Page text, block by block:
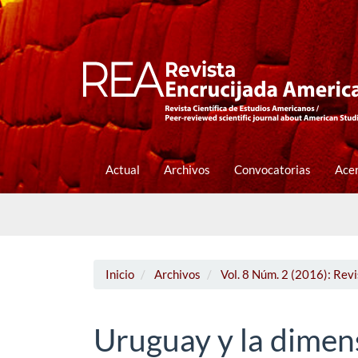
Navegación
Contenido
principal
Barra
Actual Archivos Convocatorias
Inicio Archivos Vol. 8 Núm. 2 (2016):
Uruguay y la